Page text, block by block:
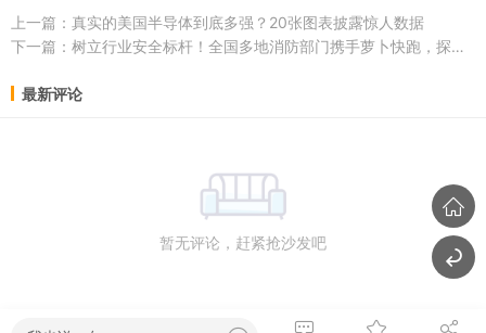
上一篇： 真实的美国半导体到底多强？20张图表披露惊人数据
下一篇： 树立行业安全标杆！全国多地消防部门携手萝卜快跑，探索共治新模式
最新评论
暂无评论，赶紧抢沙发吧